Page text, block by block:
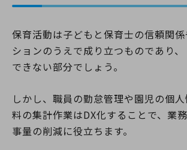
保育活動は子どもと保育士の信頼関
ションのうえで成り立つものであり、
できない部分でしょう。
しかし、職員の勤怠管理や園児の個
料の集計作業はDX化することで、業
事量の削減に役立ちます。